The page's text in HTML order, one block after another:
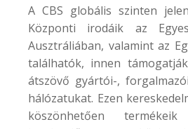
A CBS globális szinten
Központi irodáik az
Ausztráliában, valamint az
találhatók, innen
átszövő gyártói-,
hálózatukat. Ezen
köszönhetően